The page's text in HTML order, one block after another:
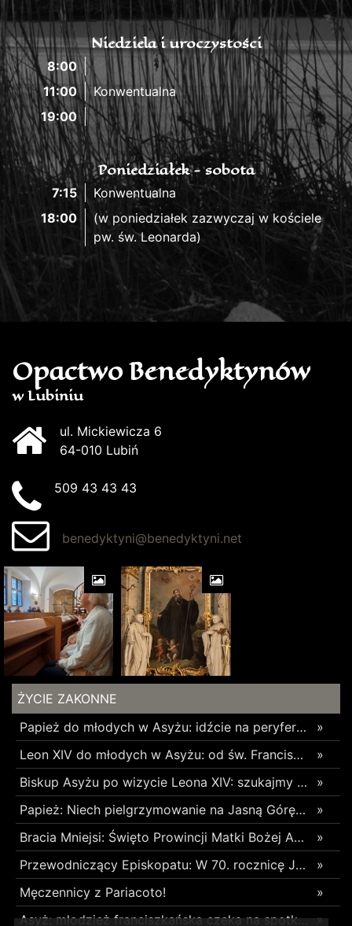
Niedziela i uroczystości
8:00
11:00
Konwentualna
19:00
Poniedziałek - sobota
7:15
Konwentualna
18:00
(w poniedziałek zazwyczaj w kościele
pw. św. Leonarda)
Opactwo Benedyktynów
w Lubiniu
ul. Mickiewicza 6
64-010 Lubiń
509 43 43 43
benedyktyni@benedyktyni.net
ŻYCIE ZAKONNE
»
Papież do młodych w Asyżu: idźcie na peryferie i budujcie cywilizację miłości
»
Leon XIV do młodych w Asyżu: od św. Franciszka uczcie się budowania pokoju i wspólnoty
»
Biskup Asyżu po wizycie Leona XIV: szukajmy młodych tam, gdzie się znajdują, używając ich języka
»
Papież: Niech pielgrzymowanie na Jasną Górę umocni wiarę i nadzieję
»
Bracia Mniejsi: Święto Prowincji Matki Bożej Anielskiej w Wieliczce
»
Przewodniczący Episkopatu: W 70. rocznicę Jasnogórskich Ślubów Narodu skierujmy nasze serce ku Maryi
»
Męczennicy z Pariacoto!
»
Asyż: młodzież franciszkańska czeka na spotkanie z Leonem XIV